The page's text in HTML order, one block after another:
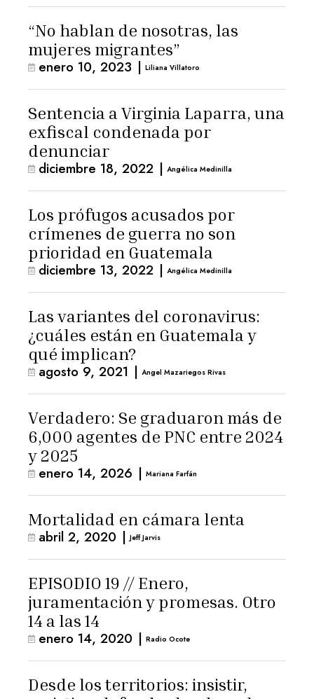
“No hablan de nosotras, las
mujeres migrantes”
enero 10, 2023 | Liliana Villatoro
Sentencia a Virginia Laparra, una
exfiscal condenada por
denunciar
diciembre 18, 2022 | Angélica Medinilla
Los prófugos acusados por
crímenes de guerra no son
prioridad en Guatemala
diciembre 13, 2022 | Angélica Medinilla
Las variantes del coronavirus:
¿cuáles están en Guatemala y
qué implican?
agosto 9, 2021 | Angel Mazariegos Rivas
Verdadero: Se graduaron más de
6,000 agentes de PNC entre 2024
y 2025
enero 14, 2026 | Mariana Farfán
Mortalidad en cámara lenta
abril 2, 2020 | Jeff Jarvis
EPISODIO 19 // Enero,
juramentación y promesas. Otro
14 a las 14
enero 14, 2020 | Radio Ocote
Desde los territorios: insistir,